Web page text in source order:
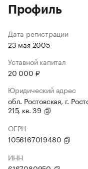
Профиль
Дата регистрации
23 мая 2005
Уставной капитал
20 000 ₽
Юридический адрес
обл. Ростовская, г.
215, кв. 39
ОГРН
1056167019480
ИНН